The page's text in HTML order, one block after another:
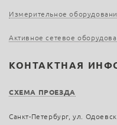
Измерительное
Активное сетевое
КОНТАКТНАЯ
СХЕМА ПРОЕЗДА
Санкт-Петербург, ул.